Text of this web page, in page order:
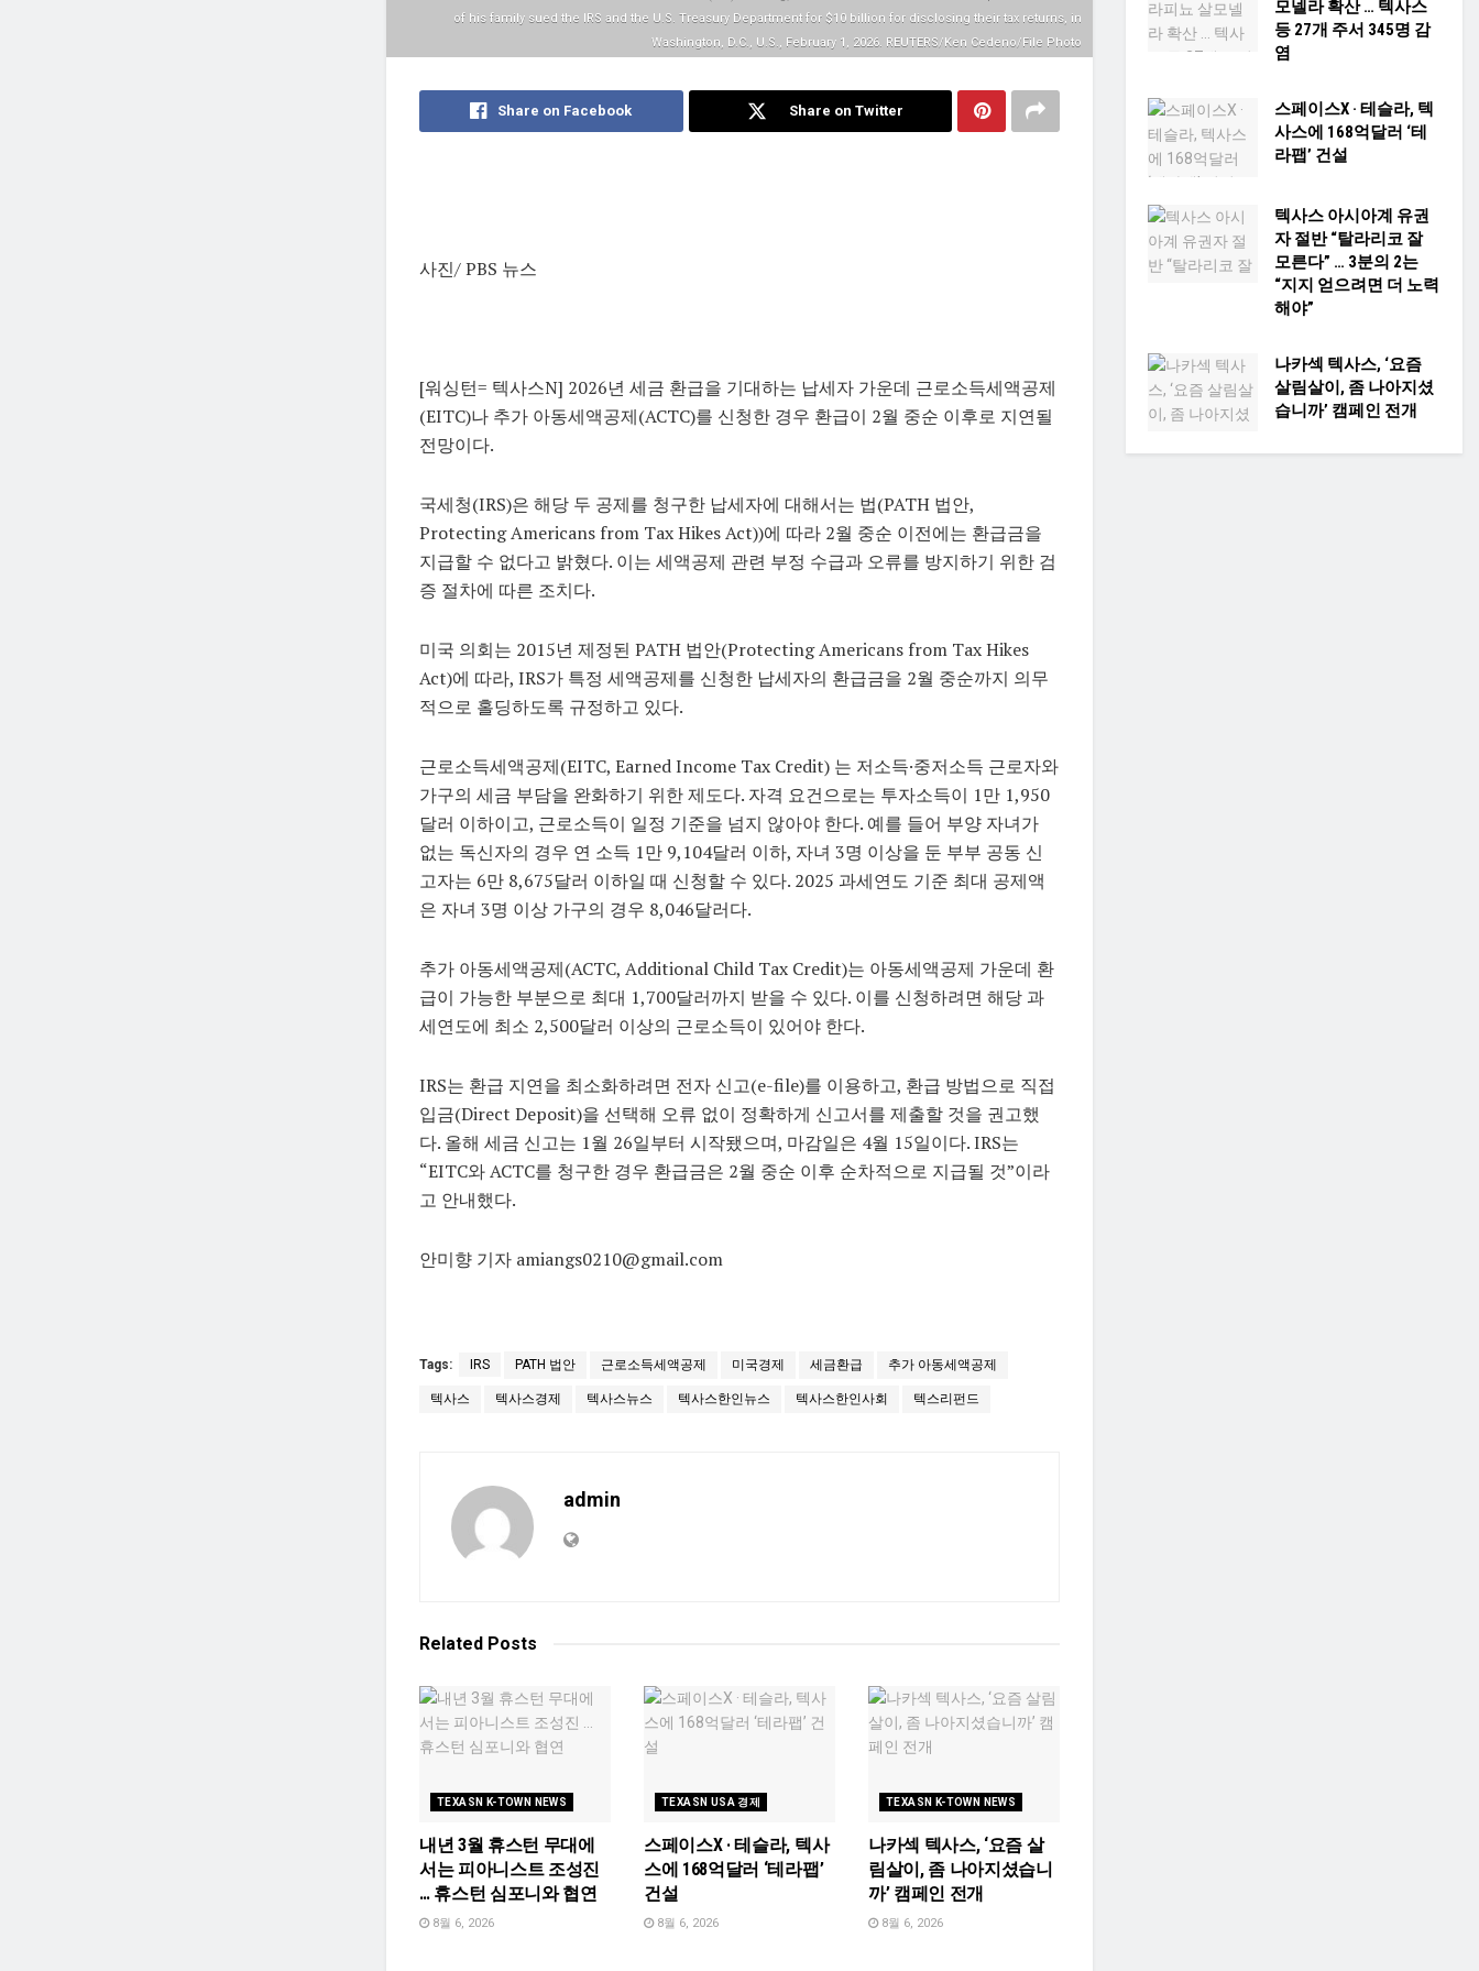
of his family sued the IRS and the U.S. Treasury Department for $10 billion for disclosing their tax returns, in
Washington, D.C., U.S., February 1, 2026. REUTERS/Ken Cedeno/File Photo
Share on Facebook Share on Twitter
사진/ PBS 뉴스
[워싱턴= 텍사스N] 2026년 세금 환급을 기대하는 납세자 가운데 근로소득세액공제
(EITC)나 추가 아동세액공제(ACTC)를 신청한 경우 환급이 2월 중순 이후로 지연될
전망이다.
국세청(IRS)은 해당 두 공제를 청구한 납세자에 대해서는 법(PATH 법안,
Protecting Americans from Tax Hikes Act))에 따라 2월 중순 이전에는 환급금을
지급할 수 없다고 밝혔다. 이는 세액공제 관련 부정 수급과 오류를 방지하기 위한 검
증 절차에 따른 조치다.
미국 의회는 2015년 제정된 PATH 법안(Protecting Americans from Tax Hikes
Act)에 따라, IRS가 특정 세액공제를 신청한 납세자의 환급금을 2월 중순까지 의무
적으로 홀딩하도록 규정하고 있다.
근로소득세액공제(EITC, Earned Income Tax Credit) 는 저소득·중저소득 근로자와
가구의 세금 부담을 완화하기 위한 제도다. 자격 요건으로는 투자소득이 1만 1,950
달러 이하이고, 근로소득이 일정 기준을 넘지 않아야 한다. 예를 들어 부양 자녀가
없는 독신자의 경우 연 소득 1만 9,104달러 이하, 자녀 3명 이상을 둔 부부 공동 신
고자는 6만 8,675달러 이하일 때 신청할 수 있다. 2025 과세연도 기준 최대 공제액
은 자녀 3명 이상 가구의 경우 8,046달러다.
추가 아동세액공제(ACTC, Additional Child Tax Credit)는 아동세액공제 가운데 환
급이 가능한 부분으로 최대 1,700달러까지 받을 수 있다. 이를 신청하려면 해당 과
세연도에 최소 2,500달러 이상의 근로소득이 있어야 한다.
IRS는 환급 지연을 최소화하려면 전자 신고(e-file)를 이용하고, 환급 방법으로 직접
입금(Direct Deposit)을 선택해 오류 없이 정확하게 신고서를 제출할 것을 권고했
다. 올해 세금 신고는 1월 26일부터 시작됐으며, 마감일은 4월 15일이다. IRS는
“EITC와 ACTC를 청구한 경우 환급금은 2월 중순 이후 순차적으로 지급될 것”이라
고 안내했다.
안미향 기자 amiangs0210@gmail.com
Tags: IRS PATH 법안 근로소득세액공제 미국경제 세금환급 추가 아동세액공제
텍사스 텍사스경제 텍사스뉴스 텍사스한인뉴스 텍사스한인사회 텍스리펀드
admin
Related Posts
TEXASN K-TOWN NEWS
내년 3월 휴스턴 무대에
서는 피아니스트 조성진
… 휴스턴 심포니와 협연
8월 6, 2026
TEXASN USA 경제
스페이스X · 테슬라, 텍사
스에 168억달러 ‘테라팹’
건설
8월 6, 2026
TEXASN K-TOWN NEWS
나카섹 텍사스, ‘요즘 살
림살이, 좀 나아지셨습니
까’ 캠페인 전개
8월 6, 2026
모넬라 확산 … 텍사스
등 27개 주서 345명 감
염
스페이스X · 테슬라, 텍
사스에 168억달러 ‘테
라팹’ 건설
텍사스 아시아계 유권
자 절반 “탈라리코 잘
모른다” … 3분의 2는
“지지 얻으려면 더 노력
해야”
나카섹 텍사스, ‘요즘
살림살이, 좀 나아지셨
습니까’ 캠페인 전개